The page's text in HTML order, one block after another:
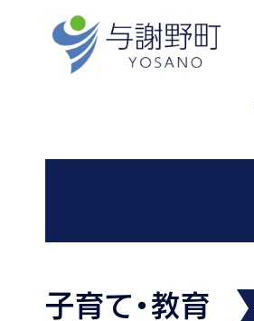
子育て・教育